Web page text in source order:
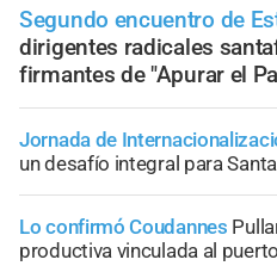
Segundo encuentro de
dirigentes radicales
firmantes de "Apurar el
Jornada de
un desafío integral para
Lo confirmó Coudannes
productiva vinculada al